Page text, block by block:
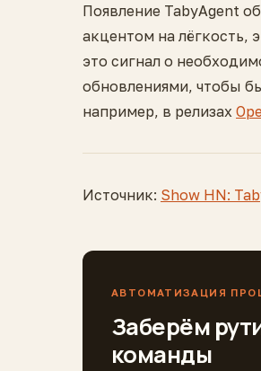
Появление TabyAgent
акцентом на лёгкость,
это сигнал о
обновлениями, чтобы
например, в релизах
Источник: Show HN:
АВТОМАТИЗАЦИЯ
Заберём
команды